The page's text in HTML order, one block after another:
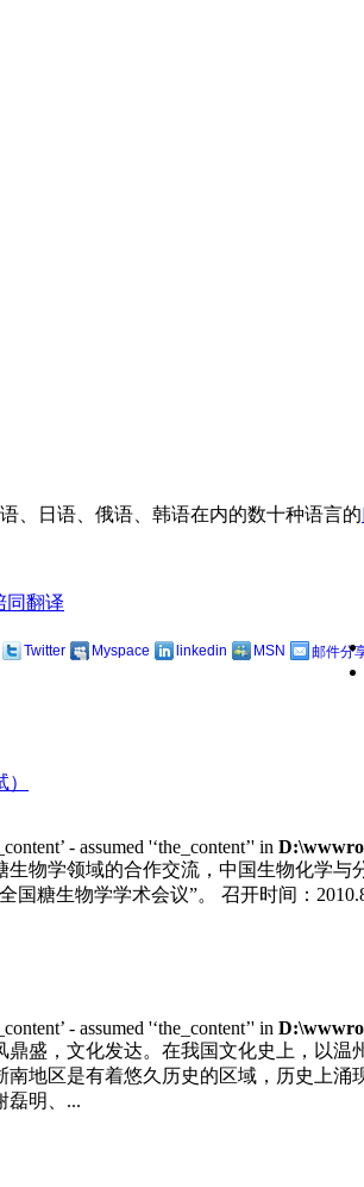
语、日语、俄语、韩语在内的数十种语言的
同翻译
Twitter Myspace linkedin MSN 邮件分
- assumed '‘the_content’' in
物学领域的合作交流，中国生物化学
国糖生物学学术会议”。 召开时间：
- assumed '‘the_content’' in
盛，文化发达。在我国文化史上，以
地区是有着悠久历史的区域，历史上
磊明、...